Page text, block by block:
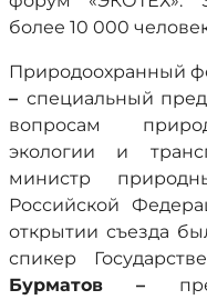
более 10 000
Природоохранный
– специальный
вопросам
экологии и
министр
Российской
открытии съезда
спикер
Бурматов
–